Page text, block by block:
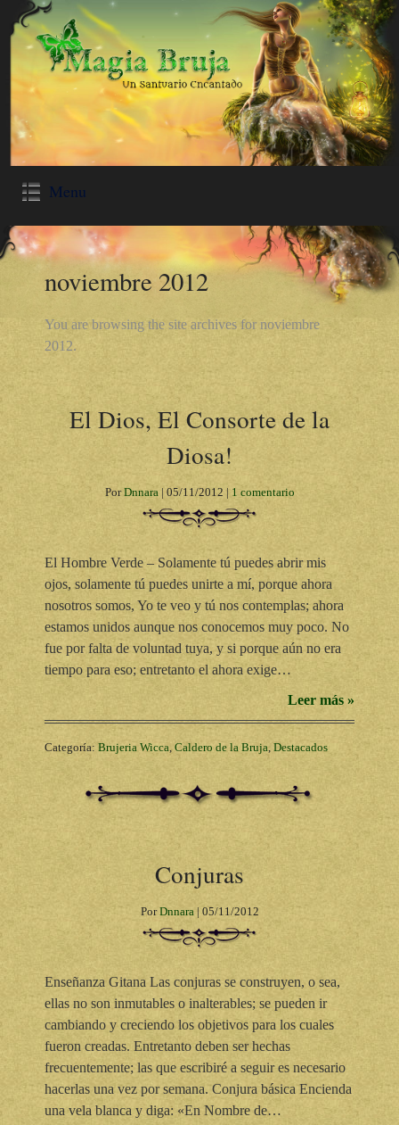
Menu
noviembre 2012
You are browsing the site archives for noviembre
2012.
El Dios, El Consorte de la
Diosa!
PorDnnara| 05/11/2012 | 1 comentario
El Hombre Verde – Solamente tú puedes abrir mis
ojos, solamente tú puedes unirte a mí, porque ahora
nosotros somos, Yo te veo y tú nos contemplas; ahora
estamos unidos aunque nos conocemos muy poco. No
fue por falta de voluntad tuya, y si porque aún no era
tiempo para eso; entretanto el ahora exige…
Leer más »
Categoría: Brujeria Wicca, Caldero de la Bruja, Destacados
Conjuras
PorDnnara| 05/11/2012
Enseñanza Gitana Las conjuras se construyen, o sea,
ellas no son inmutables o inalterables; se pueden ir
cambiando y creciendo los objetivos para los cuales
fueron creadas. Entretanto deben ser hechas
frecuentemente; las que escribiré a seguir es necesario
hacerlas una vez por semana. Conjura básica Encienda
una vela blanca y diga: «En Nombre de…